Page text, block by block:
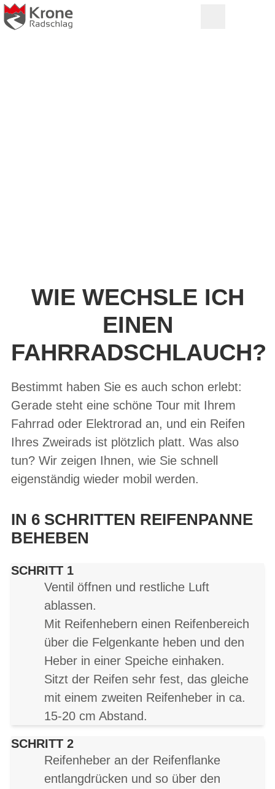
WIE WECHSLE ICH
EINEN
FAHRRADSCHLAUCH?
Bestimmt haben Sie es auch schon erlebt:
Gerade steht eine schöne Tour mit Ihrem
Fahrrad oder Elektrorad an, und ein Reifen
Ihres Zweirads ist plötzlich platt. Was also
tun? Wir zeigen Ihnen, wie Sie schnell
eigenständig wieder mobil werden.
IN 6 SCHRITTEN REIFENPANNE
BEHEBEN
SCHRITT 1
Ventil öffnen und restliche Luft
ablassen.
Mit Reifenhebern einen Reifenbereich
über die Felgenkante heben und den
Heber in einer Speiche einhaken.
Sitzt der Reifen sehr fest, das gleiche
mit einem zweiten Reifenheber in ca.
15-20 cm Abstand.
SCHRITT 2
Reifenheber an der Reifenflanke
entlangdrücken und so über den